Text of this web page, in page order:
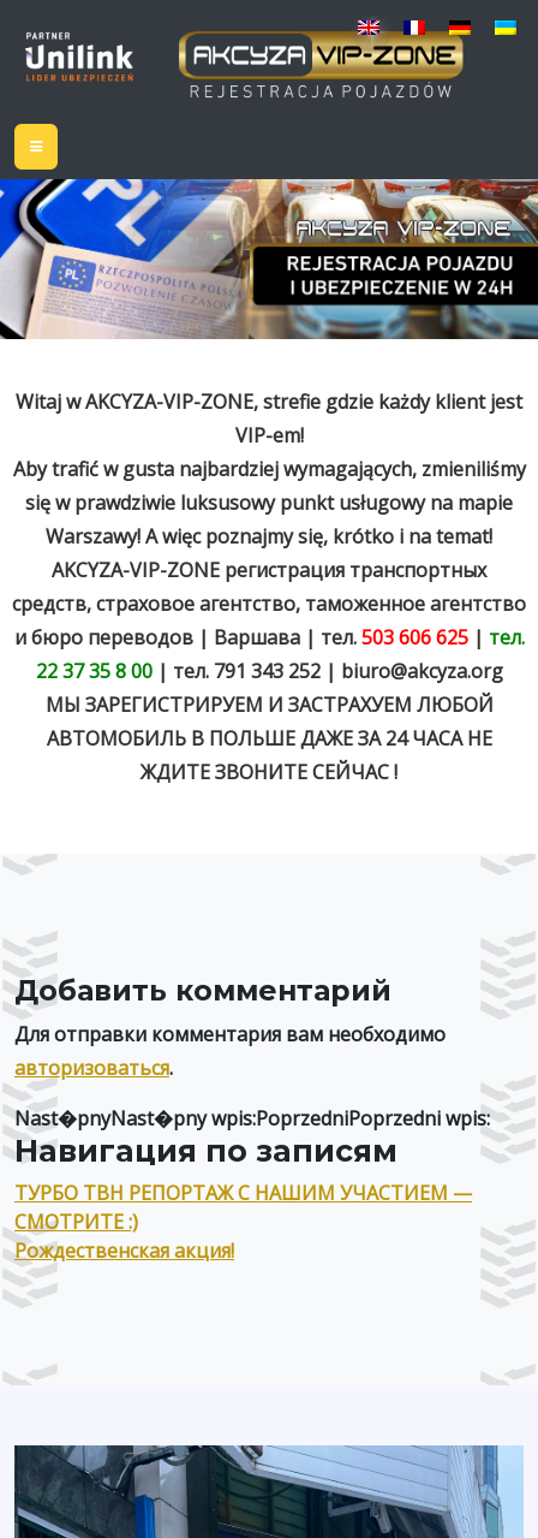
Witaj w AKCYZA-VIP-ZONE, strefie gdzie każdy klient jest
VIP-em!
Aby trafić w gusta najbardziej wymagających, zmieniliśmy
się w prawdziwie luksusowy punkt usługowy na mapie
Warszawy! A więc poznajmy się, krótko i na temat!
AKCYZA-VIP-ZONE регистрация транспортных
средств, страховое агентство, таможенное агентство
и бюро переводов | Варшава | тел.503 606 625| тел.
22 37 35 8 00| тел. 791 343 252 | biuro@akcyza.org
МЫ ЗАРЕГИСТРИРУЕМ И ЗАСТРАХУЕМ ЛЮБОЙ
АВТОМОБИЛЬ В ПОЛЬШЕ ДАЖЕ ЗА 24 ЧАСА НЕ
ЖДИТЕ ЗВОНИТЕ СЕЙЧАС !
Добавить комментарий
Для отправки комментария вам необходимо
авторизоваться.
Nast�pnyNast�pny wpis:PoprzedniPoprzedni wpis:
Навигация по записям
ТУРБО ТВН РЕПОРТАЖ С НАШИМ УЧАСТИЕМ —
СМОТРИТЕ :)
Рождественская акция!